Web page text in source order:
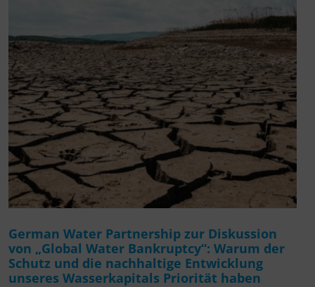
German Water Partnership zur Diskussion
von „Global Water Bankruptcy“: Warum der
Schutz und die nachhaltige Entwicklung
unseres Wasserkapitals Priorität haben